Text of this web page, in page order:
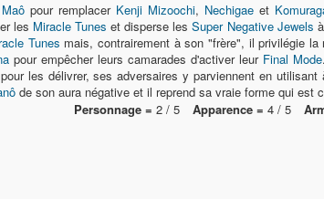
Maô pour remplacer Kenji Mizoochi, Nechigae et
les Miracle Tunes et disperse lesSuper Negative Jewels
Tunes mais, contrairement à son "frère", il privilégie
pour empêcher leurs camarades d'activer leur Final Mode
les délivrer, ses adversaires y parviennent en
de son aura négative et il reprend sa vraie forme qui est
Personnage = 2 / 5 Apparence = 4 / 5